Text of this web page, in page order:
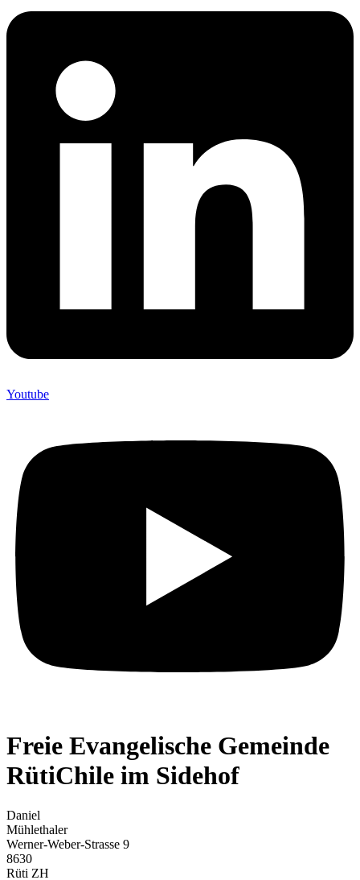
Youtube
Freie Evangelische Gemeinde
RütiChile im Sidehof
Daniel
Mühlethaler
Werner-Weber-Strasse 9
8630
Rüti ZH